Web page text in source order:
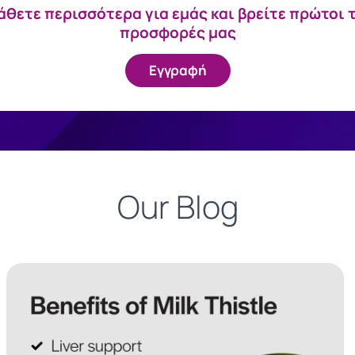
περισσότερα για εμάς και βρείτε πρώτοι
προσφορές μας
Εγγραφή
Our Blog